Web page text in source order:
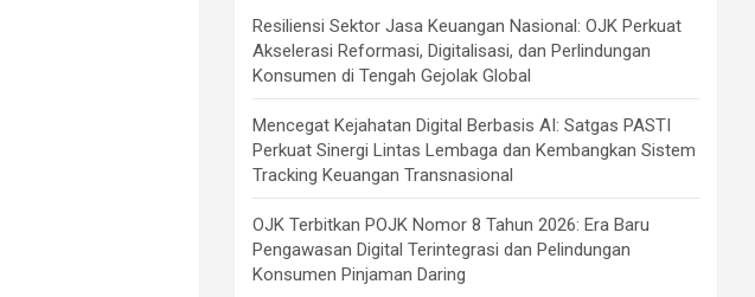
Resiliensi Sektor Jasa Keuangan Nasional: OJK Perkuat
Akselerasi Reformasi, Digitalisasi, dan Perlindungan
Konsumen di Tengah Gejolak Global
Mencegat Kejahatan Digital Berbasis AI: Satgas PASTI
Perkuat Sinergi Lintas Lembaga dan Kembangkan Sistem
Tracking Keuangan Transnasional
OJK Terbitkan POJK Nomor 8 Tahun 2026: Era Baru
Pengawasan Digital Terintegrasi dan Pelindungan
Konsumen Pinjaman Daring